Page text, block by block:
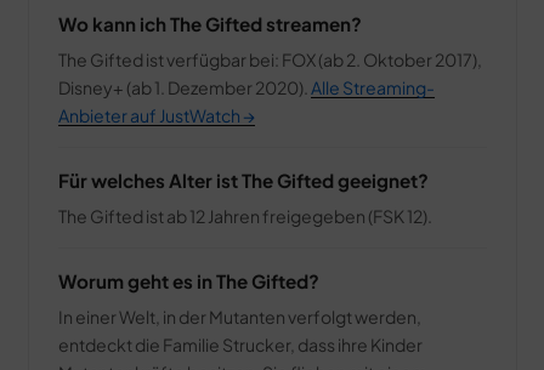
Wo kann ich The Gifted streamen?
The Gifted ist verfügbar bei: FOX (ab 2. Oktober 2017),
Disney+ (ab 1. Dezember 2020). Alle Streaming-
Anbieter auf JustWatch →
Für welches Alter ist The Gifted geeignet?
The Gifted ist ab 12 Jahren freigegeben (FSK 12).
Worum geht es in The Gifted?
In einer Welt, in der Mutanten verfolgt werden,
entdeckt die Familie Strucker, dass ihre Kinder